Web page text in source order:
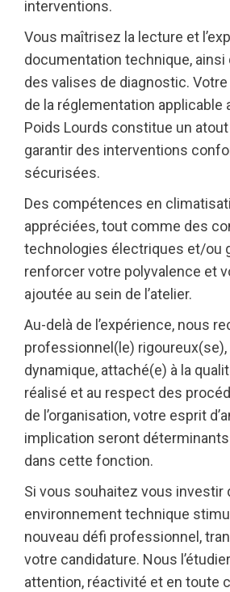
interventions.
Vous maîtrisez la lecture et
documentation technique, ainsi
des valises de diagnostic.
de la réglementation applicable
Poids Lourds constitue un
garantir des interventions
sécurisées.
Des compétences en
appréciées, tout comme des
technologies électriques et/ou
renforcer votre polyvalence et
ajoutée au sein de l’atelier.
Au-delà de l’expérience, nous
professionnel(le)
dynamique, attaché(e) à la
réalisé et au respect des
de l’organisation, votre esprit
implication seront
dans cette fonction.
Si vous souhaitez vous investir
environnement technique
nouveau défi professionnel,
votre candidature. Nous
attention, réactivité et en toute